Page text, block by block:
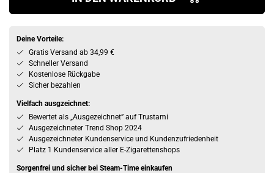
Deine Vorteile:
Gratis Versand ab 34,99 €
Schneller Versand
Kostenlose Rückgabe
Sicher bezahlen
Vielfach ausgzeichnet:
Bewertet als „Ausgezeichnet” auf Trustami
Ausgezeichneter Trend Shop 2024
Ausgezeichneter Kundenservice und Kundenzufriedenheit
Platz 1 Kundenservice aller E-Zigarettenshops
Sorgenfrei und sicher bei Steam-Time einkaufen